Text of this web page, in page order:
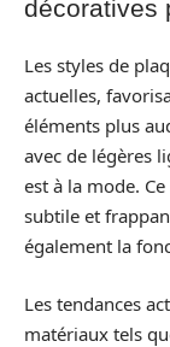
décoratives
Les styles de
actuelles,
éléments plus
avec de légères
est à la mode.
subtile et
également la
Les tendances
matériaux tels